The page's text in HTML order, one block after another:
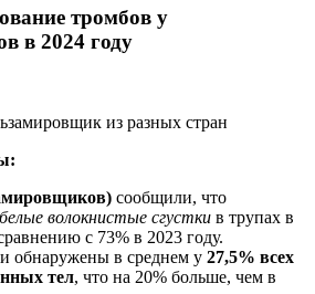
тромбов у
в 2024 году
из разных стран
сообщили, что
волокнистые сгустки в трупах в
с 73% в 2023 году.
обнаружены в среднем у 27,5% всех
тел, что на 20% больше, чем в